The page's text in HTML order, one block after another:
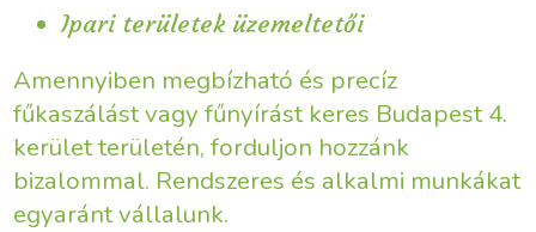
Ipari területek üzemeltetői
Amennyiben megbízható és precíz
fűkaszálást vagy fűnyírást keres Budapest 4.
kerület területén, forduljon hozzánk
bizalommal. Rendszeres és alkalmi munkákat
egyaránt vállalunk.